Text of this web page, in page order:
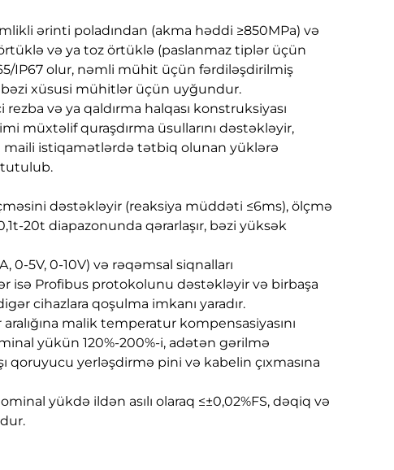
ərinti poladından (akma həddi ≥850MPa) və
və ya toz örtüklə (paslanmaz tiplər üçün
IP67 olur, nəmli mühit üçün fərdiləşdirilmiş
xüsusi mühitlər üçün uyğundur.
və ya qaldırma halqası konstruksiyası
müxtəlif quraşdırma üsullarını dəstəkləyir,
maili istiqamətlərdə tətbiq olunan yüklərə
tutulub.
dəstəkləyir (reaksiya müddəti ≤6ms), ölçmə
20t diapazonunda qərarlaşır, bəzi yüksək
0-5V, 0-10V) və rəqəmsal siqnalları
isə Profibus protokolunu dəstəkləyir və birbaşa
cihazlara qoşulma imkanı yaradır.
malik temperatur kompensasiyasını
yükün 120%-200%-i, adətən gərilmə
qoruyucu yerləşdirmə pini və kabelin çıxmasına
yükdə ildən asılı olaraq ≤±0,02%FS, dəqiq və